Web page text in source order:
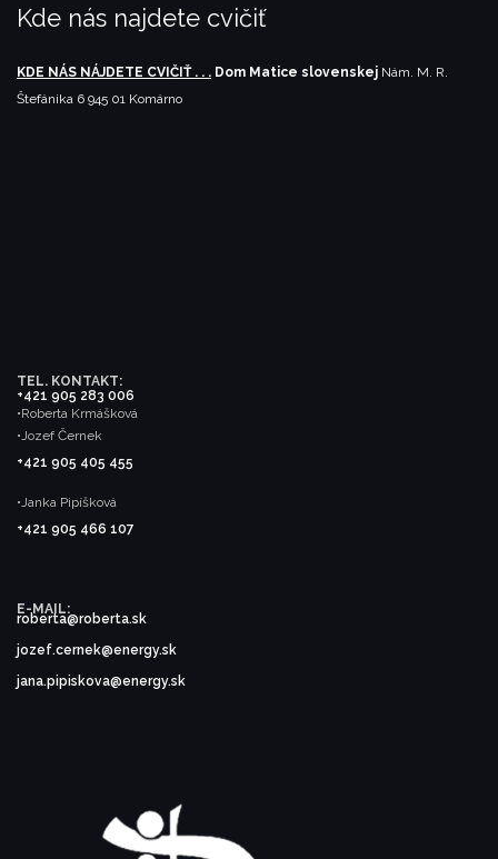
Kde nás najdete cvičiť
KDE NÁS NÁJDETE CVIČIŤ . . . Dom Matice slovenskej Nám. M. R.
Štefánika 6 945 01 Komárno
TEL. KONTAKT:
•Roberta Krmášková
+421 905 283 006
•Jozef Černek
+421 905 405 455
•Janka Pipíšková
+421 905 466 107
E-MAIL:
roberta@roberta.sk
jozef.cernek@energy.sk
jana.pipiskova@energy.sk